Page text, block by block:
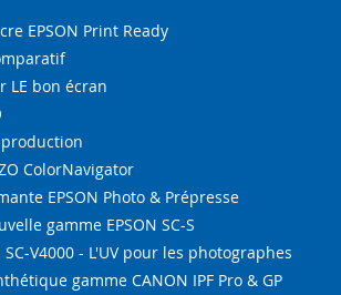
EPSON Print Ready
LE bon écran
production
ColorNavigator
EPSON Photo & Prépresse
gamme EPSON SC-S
SC-V4000 - L'UV pour les photographes
gamme CANON IPF Pro & GP